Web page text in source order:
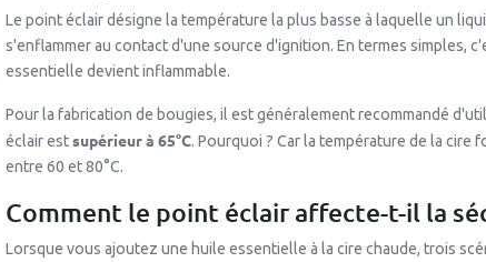
Le point éclair désigne la température la plus basse à laquelle un
s'enflammer au contact d'une source d'ignition. En termes simples,
essentielle devient inflammable.
Pour la fabrication de bougies, il est généralement recommandé
éclair estsupérieur à 65°C. Pourquoi ? Car la température de la
entre 60 et 80°C.
Comment le point éclair affecte-t-il la
Lorsque vous ajoutez une huile essentielle à la cire chaude, trois